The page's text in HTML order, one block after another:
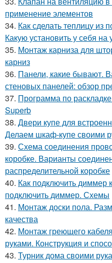
применение элементов
34. Как сделать теплицу из
Какую установить у себя на
35. Монтаж карниза для
карниз
36. Панели, какие бывают.
стеновых панелей: обзор
37. Программа по
Superb
38. Двери купе для
Делаем шкаф-купе своими
39. Схема соединения
коробке. Варианты
распределительной коробке
40. Как подключить диммер
подключить диммер. Схемы
41. Монтаж доски пола.
качества
42. Монтаж греющего
руками. Конструкция и
43. Турник дома своими